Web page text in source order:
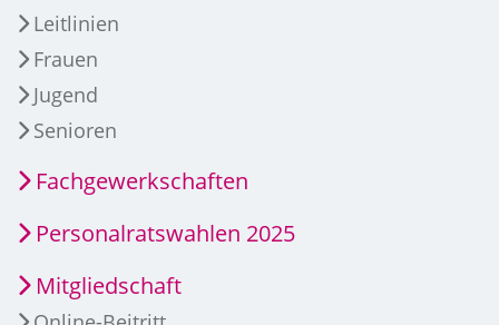
Leitlinien
Frauen
Jugend
Senioren
Fachgewerkschaften
Personalratswahlen 2025
Mitgliedschaft